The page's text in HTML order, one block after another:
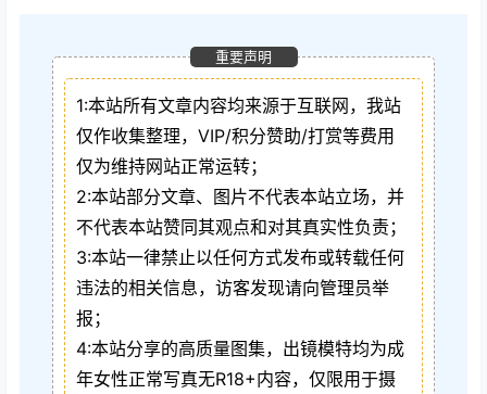
重要声明
1:本站所有文章内容均来源于互联网，我站
仅作收集整理，VIP/积分赞助/打赏等费用
仅为维持网站正常运转；
2:本站部分文章、图片不代表本站立场，并
不代表本站赞同其观点和对其真实性负责；
3:本站一律禁止以任何方式发布或转载任何
违法的相关信息，访客发现请向管理员举
报；
4:本站分享的高质量图集，出镜模特均为成
年女性正常写真无R18+内容，仅限用于摄